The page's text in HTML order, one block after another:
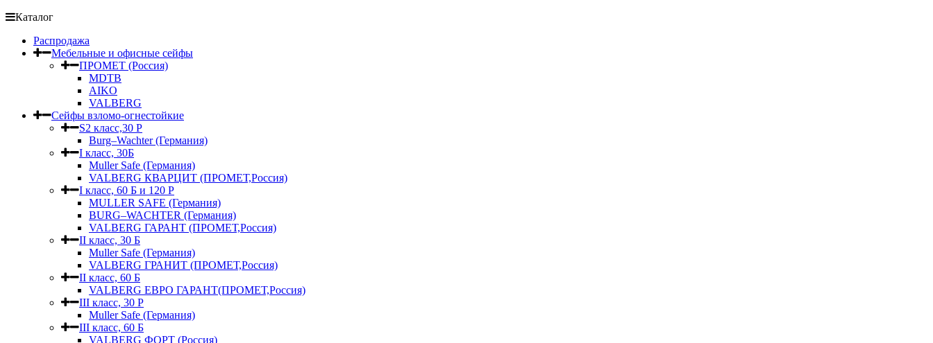
Каталог
Распродажа
Мебельные и офисные сейфы
ПРОМЕТ (Россия)
MDTB
AIKO
VALBERG
Сейфы взломо-огнестойкие
S2 класс,30 Р
Burg–Wachter (Германия)
I класс, 30Б
Muller Safe (Германия)
VALBERG КВАРЦИТ (ПРОМЕТ,Россия)
I класс, 60 Б и 120 Р
MULLER SAFE (Германия)
BURG–WACHTER (Германия)
VALBERG ГАРАНТ (ПРОМЕТ,Россия)
II класс, 30 Б
Muller Safe (Германия)
VALBERG ГРАНИТ (ПРОМЕТ,Россия)
II класс, 60 Б
VALBERG ЕВРО ГАРАНТ(ПРОМЕТ,Россия)
III класс, 30 Р
Muller Safe (Германия)
III класс, 60 Б
VALBERG ФОРТ (Россия)